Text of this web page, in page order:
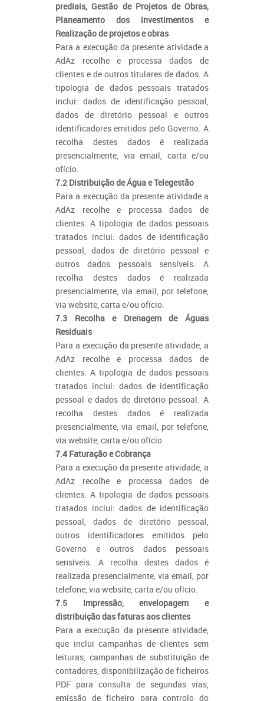
prediais, Gestão de Projetos de Obras,
Planeamento dos investimentos e
Realização de projetos e obras
Para a execução da presente atividade a
AdAz recolhe e processa dados de
clientes e de outros titulares de dados. A
tipologia de dados pessoais tratados
inclui: dados de identificação pessoal,
dados de diretório pessoal e outros
identificadores emitidos pelo Governo. A
recolha destes dados é realizada
presencialmente, via email, carta e/ou
ofício.
7.2 Distribuição de Água e Telegestão
Para a execução da presente atividade a
AdAz recolhe e processa dados de
clientes. A tipologia de dados pessoais
tratados inclui: dados de identificação
pessoal, dados de diretório pessoal e
outros dados pessoais sensíveis. A
recolha destes dados é realizada
presencialmente, via email, por telefone,
via website, carta e/ou ofício.
7.3 Recolha e Drenagem de Águas
Residuais
Para a execução da presente atividade, a
AdAz recolhe e processa dados de
clientes. A tipologia de dados pessoais
tratados inclui: dados de identificação
pessoal e dados de diretório pessoal. A
recolha destes dados é realizada
presencialmente, via email, por telefone,
via website, carta e/ou ofício.
7.4 Faturação e Cobrança
Para a execução da presente atividade, a
AdAz recolhe e processa dados de
clientes. A tipologia de dados pessoais
tratados inclui: dados de identificação
pessoal, dados de diretório pessoal,
outros identificadores emitidos pelo
Governo e outros dados pessoais
sensíveis. A recolha destes dados é
realizada presencialmente, via email, por
telefone, via website, carta e/ou ofício.
7.5 Impressão, envelopagem e
distribuição das faturas aos clientes
Para a execução da presente atividade,
que inclui campanhas de clientes sem
leituras, campanhas de substituição de
contadores, disponibilização de ficheiros
PDF para consulta de segundas vias,
emissão de ficheiro para controlo do